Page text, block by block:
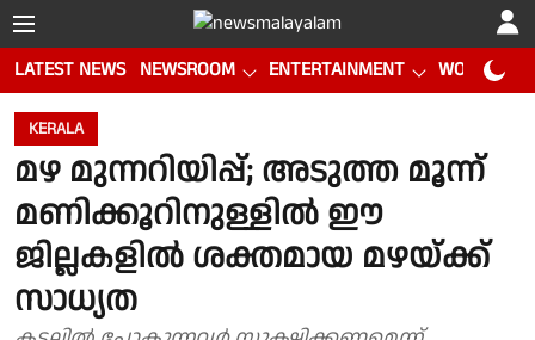
LATEST NEWS NEWSROOM ENTERTAINMENT WORLD CUP
KERALA
മഴ മുന്നറിയിപ്പ്; അടുത്ത മൂന്ന്
മണിക്കൂറിനുള്ളിൽ ഈ
ജില്ലകളിൽ ശക്തമായ മഴയ്ക്ക്
സാധ്യത